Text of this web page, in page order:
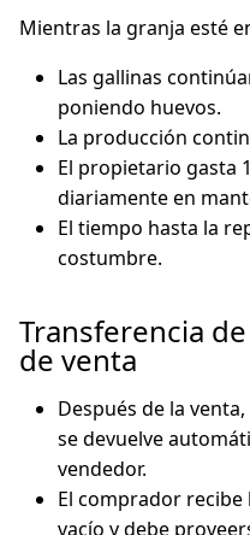
Mientras la granja esté
Las gallinas
poniendo huevos.
La producción
El propietario gasta
diariamente en
El tiempo hasta la
costumbre.
Transferencia
de venta
Después de la
se devuelve
vendedor.
El comprador
vacío y debe